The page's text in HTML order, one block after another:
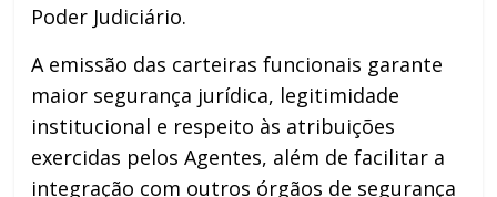
Poder Judiciário.
A emissão das carteiras funcionais garante
maior segurança jurídica, legitimidade
institucional e respeito às atribuições
exercidas pelos Agentes, além de facilitar a
integração com outros órgãos de segurança